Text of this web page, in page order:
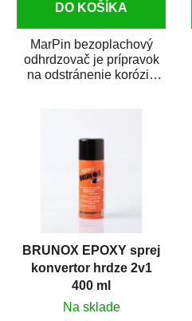
DO KOŠÍKA
MarPin bezoplachový
odhrdzovač je prípravok
na odstránenie korózie
BRUNOX EPOXY sprej
konvertor hrdze 2v1
400 ml
Na sklade